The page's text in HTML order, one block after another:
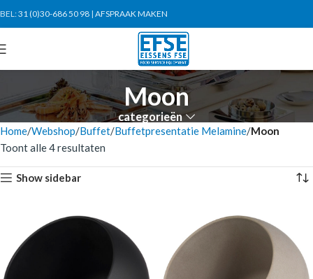
BEL:31 (0)30-686 50 98 | AFSPRAAK MAKEN
Moon
categorieën
Home Webshop Buffet Buffetpresentatie Melamine Moon
Toont alle 4 resultaten
Show sidebar